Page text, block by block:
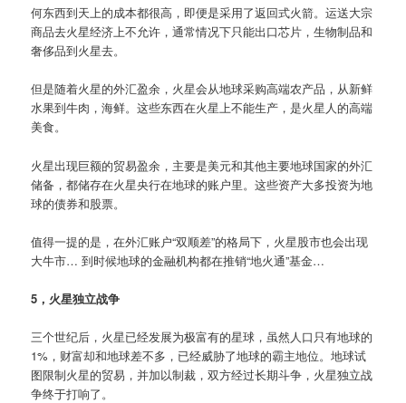
何东西到天上的成本都很高，即便是采用了返回式火箭。运送大宗
商品去火星经济上不允许，通常情况下只能出口芯片，生物制品和
奢侈品到火星去。
但是随着火星的外汇盈余，火星会从地球采购高端农产品，从新鲜
水果到牛肉，海鲜。这些东西在火星上不能生产，是火星人的高端
美食。
火星出现巨额的贸易盈余，主要是美元和其他主要地球国家的外汇
储备，都储存在火星央行在地球的账户里。这些资产大多投资为地
球的债券和股票。
值得一提的是，在外汇账户“双顺差”的格局下，火星股市也会出现
大牛市… 到时候地球的金融机构都在推销“地火通”基金…
5，火星独立战争
三个世纪后，火星已经发展为极富有的星球，虽然人口只有地球的
1%，财富却和地球差不多，已经威胁了地球的霸主地位。地球试
图限制火星的贸易，并加以制裁，双方经过长期斗争，火星独立战
争终于打响了。